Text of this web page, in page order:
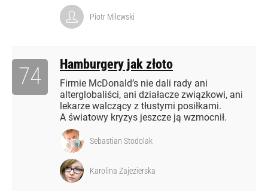
Piotr Milewski
Hamburgery jak złoto
Firmie McDonald’s nie dali rady ani
alterglobaliści, ani działacze związkowi, ani
lekarze walczący z tłustymi posiłkami.
A światowy kryzys jeszcze ją wzmocnił.
74
Sebastian Stodolak
Karolina Zajezierska